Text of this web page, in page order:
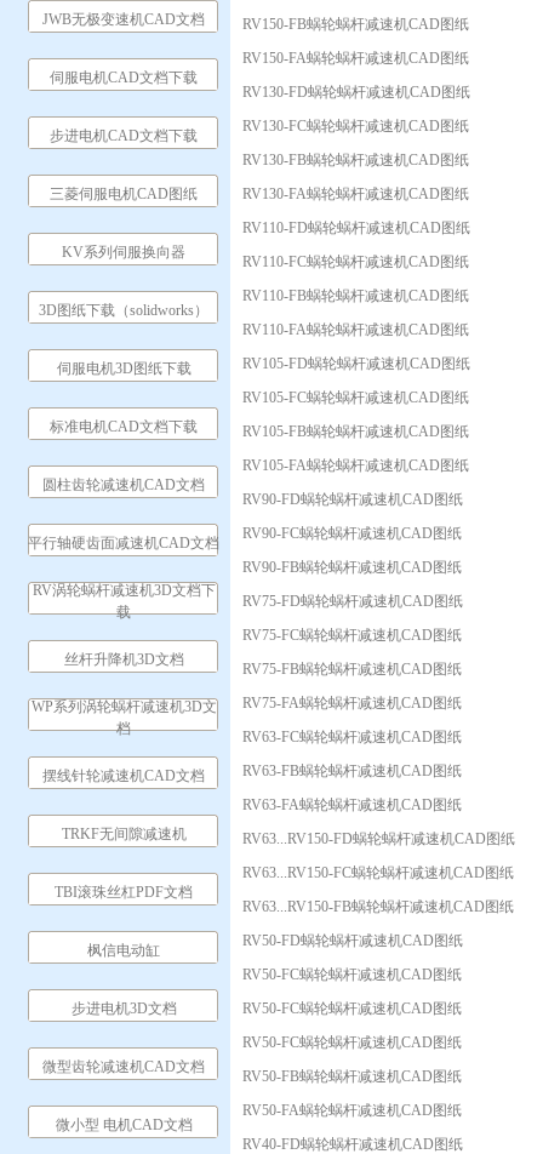
JWB无极变速机CAD文档
伺服电机CAD文档下载
步进电机CAD文档下载
三菱伺服电机CAD图纸
KV系列伺服换向器
3D图纸下载（solidworks）
伺服电机3D图纸下载
标准电机CAD文档下载
圆柱齿轮减速机CAD文档
平行轴硬齿面减速机CAD文档
RV涡轮蜗杆减速机3D文档下
载
丝杆升降机3D文档
WP系列涡轮蜗杆减速机3D文
档
摆线针轮减速机CAD文档
TRKF无间隙减速机
TBI滚珠丝杠PDF文档
枫信电动缸
步进电机3D文档
微型齿轮减速机CAD文档
微小型 电机CAD文档
RV150-FB蜗轮蜗杆减速机CAD图纸
RV150-FA蜗轮蜗杆减速机CAD图纸
RV130-FD蜗轮蜗杆减速机CAD图纸
RV130-FC蜗轮蜗杆减速机CAD图纸
RV130-FB蜗轮蜗杆减速机CAD图纸
RV130-FA蜗轮蜗杆减速机CAD图纸
RV110-FD蜗轮蜗杆减速机CAD图纸
RV110-FC蜗轮蜗杆减速机CAD图纸
RV110-FB蜗轮蜗杆减速机CAD图纸
RV110-FA蜗轮蜗杆减速机CAD图纸
RV105-FD蜗轮蜗杆减速机CAD图纸
RV105-FC蜗轮蜗杆减速机CAD图纸
RV105-FB蜗轮蜗杆减速机CAD图纸
RV105-FA蜗轮蜗杆减速机CAD图纸
RV90-FD蜗轮蜗杆减速机CAD图纸
RV90-FC蜗轮蜗杆减速机CAD图纸
RV90-FB蜗轮蜗杆减速机CAD图纸
RV75-FD蜗轮蜗杆减速机CAD图纸
RV75-FC蜗轮蜗杆减速机CAD图纸
RV75-FB蜗轮蜗杆减速机CAD图纸
RV75-FA蜗轮蜗杆减速机CAD图纸
RV63-FC蜗轮蜗杆减速机CAD图纸
RV63-FB蜗轮蜗杆减速机CAD图纸
RV63-FA蜗轮蜗杆减速机CAD图纸
RV63...RV150-FD蜗轮蜗杆减速机CAD图纸
RV63...RV150-FC蜗轮蜗杆减速机CAD图纸
RV63...RV150-FB蜗轮蜗杆减速机CAD图纸
RV50-FD蜗轮蜗杆减速机CAD图纸
RV50-FC蜗轮蜗杆减速机CAD图纸
RV50-FC蜗轮蜗杆减速机CAD图纸
RV50-FC蜗轮蜗杆减速机CAD图纸
RV50-FB蜗轮蜗杆减速机CAD图纸
RV50-FA蜗轮蜗杆减速机CAD图纸
RV40-FD蜗轮蜗杆减速机CAD图纸